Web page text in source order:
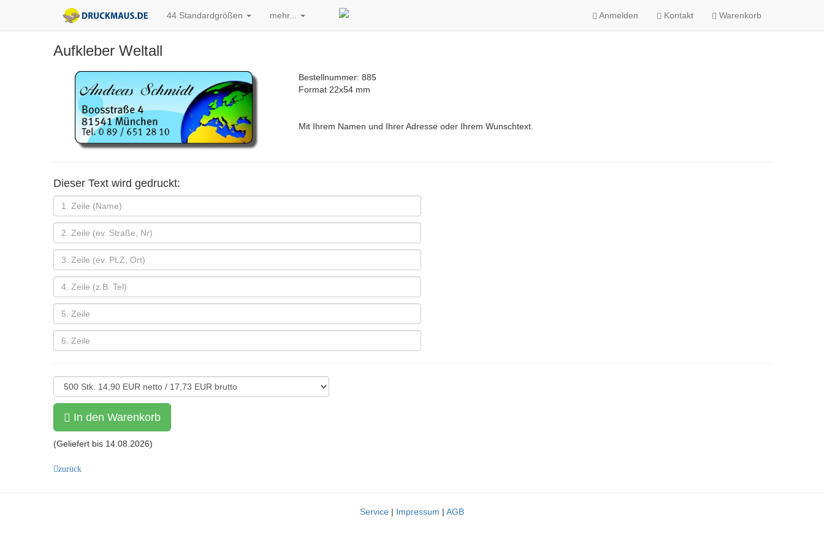
44 Standardgrößen mehr... Anmelden Kontakt Warenkorb
Aufkleber Weltall
Bestellnummer: 885
Format 22x54 mm
Mit Ihrem Namen und Ihrer Adresse oder Ihrem Wunschtext.
Dieser Text wird gedruckt:
In den Warenkorb
(Geliefert bis 14.08.2026)
zurück
Service | Impressum | AGB